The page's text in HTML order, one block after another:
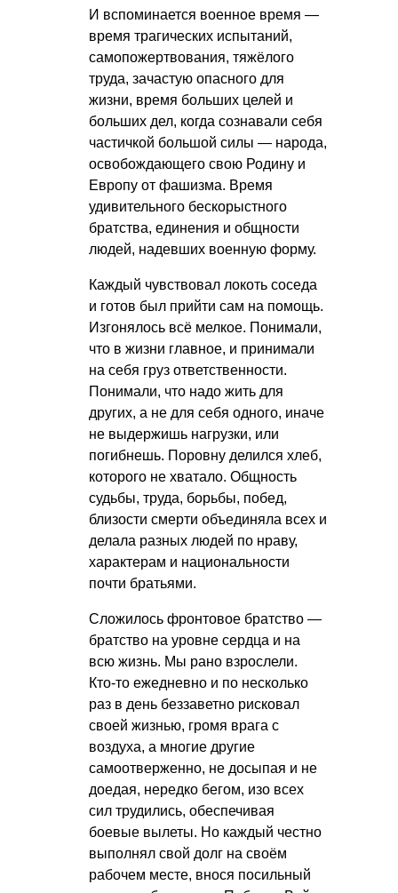
И вспоминается военное время —
время трагических испытаний,
самопожертвования, тяжёлого
труда, зачастую опасного для
жизни, время больших целей и
больших дел, когда сознавали себя
частичкой большой силы — народа,
освобождающего свою Родину и
Европу от фашизма. Время
удивительного бескорыстного
братства, единения и общности
людей, надевших военную форму.
Каждый чувствовал локоть соседа
и готов был прийти сам на помощь.
Изгонялось всё мелкое. Понимали,
что в жизни главное, и принимали
на себя груз ответственности.
Понимали, что надо жить для
других, а не для себя одного, иначе
не выдержишь нагрузки, или
погибнешь. Поровну делился хлеб,
которого не хватало. Общность
судьбы, труда, борьбы, побед,
близости смерти объединяла всех и
делала разных людей по нраву,
характерам и национальности
почти братьями.
Сложилось фронтовое братство —
братство на уровне сердца и на
всю жизнь. Мы рано взрослели.
Кто-то ежедневно и по несколько
раз в день беззаветно рисковал
своей жизнью, громя врага с
воздуха, а многие другие
самоотверженно, не досыпая и не
доедая, нередко бегом, изо всех
сил трудились, обеспечивая
боевые вылеты. Но каждый честно
выполнял свой долг на своём
рабочем месте, внося посильный